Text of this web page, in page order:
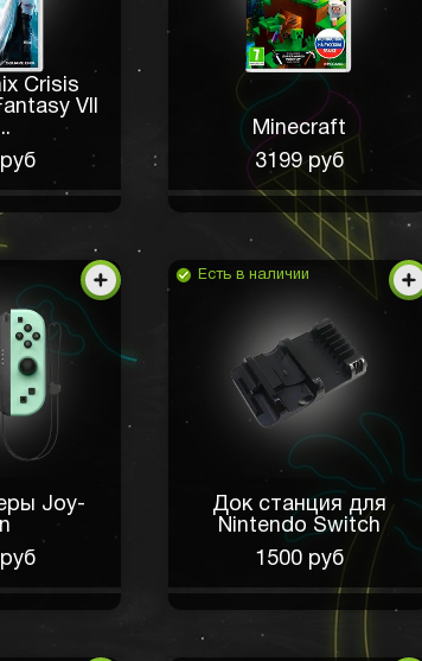
Crisis
VII
Minecraft
3199 руб
Joy-
Есть в наличии
Док станция для
Nintendo Switch
1500 руб